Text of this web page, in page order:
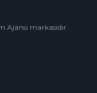
markasıdır.